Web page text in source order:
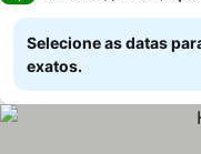
Selecione as datas
exatos.